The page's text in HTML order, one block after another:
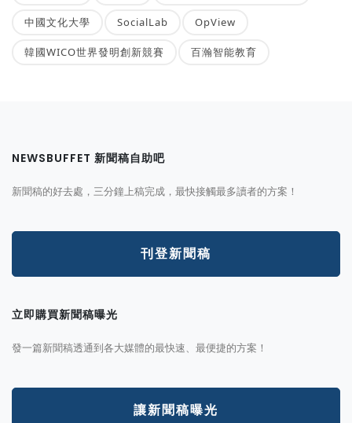
中國文化大學 SocialLab OpView
韓國WICO世界發明創新競賽 百瀚智能教育
NEWSBUFFET 新聞稿自助吧
新聞稿的好去處，三分鐘上稿完成，最快接觸最多讀者的方案！
刊登新聞稿
立即購買新聞稿曝光
發一篇新聞稿透通到各大媒體的最快速、最便捷的方案！
讓新聞稿曝光